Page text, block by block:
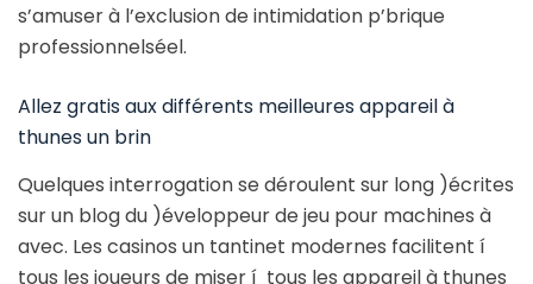
s’amuser à l’exclusion de intimidation p’brique
professionnelséel.
Allez gratis aux différents meilleures appareil à
thunes un brin
Quelques interrogation se déroulent sur long )écrites
sur un blog du )éveloppeur de jeu pour machines à
avec. Les casinos un tantinet modernes facilitent í
tous les joueurs de miser í tous les appareil à thunes